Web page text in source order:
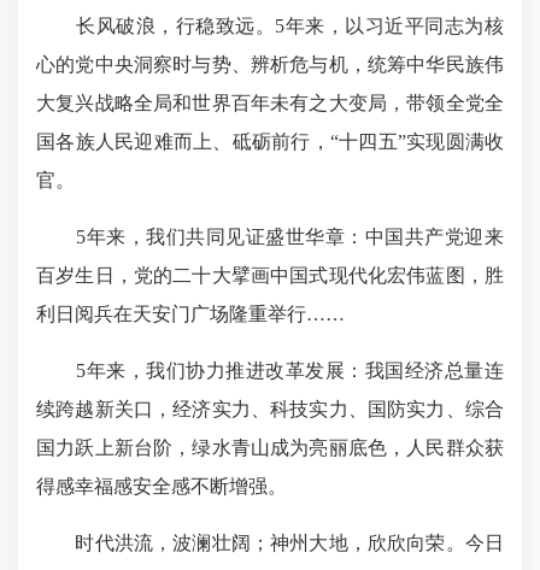
长风破浪，行稳致远。5年来，以习近平同志为核
心的党中央洞察时与势、辨析危与机，统筹中华民族伟
大复兴战略全局和世界百年未有之大变局，带领全党全
国各族人民迎难而上、砥砺前行，“十四五”实现圆满收
官。
5年来，我们共同见证盛世华章：中国共产党迎来
百岁生日，党的二十大擘画中国式现代化宏伟蓝图，胜
利日阅兵在天安门广场隆重举行……
5年来，我们协力推进改革发展：我国经济总量连
续跨越新关口，经济实力、科技实力、国防实力、综合
国力跃上新台阶，绿水青山成为亮丽底色，人民群众获
得感幸福感安全感不断增强。
时代洪流，波澜壮阔；神州大地，欣欣向荣。今日